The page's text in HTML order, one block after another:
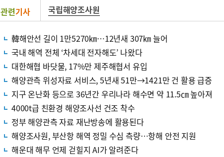
관련기사 국립해양조사원
韓해안선 길이 1만5270㎞…12년새 307㎞ 늘어
국내 해역 전체 ‘차세대 전자해도’ 나왔다
대한해협 바닷물, 17%만 제주해협서 유입
해양관측 위성자료 서비스, 5년새 51만→1421만 건 활용 급증
지구 온난화 등으로 36년간 우리나라 해수면 약 11.5㎝ 높아져
4000t급 친환경 해양조사선 건조 착수
정부 해양관측 자료 재난방송에 활용된다
해양조사원, 부산항 해역 정밀 수심 측량…항해 안전 지원
해운대 해무 언제 걷힐지 AI가 알려준다